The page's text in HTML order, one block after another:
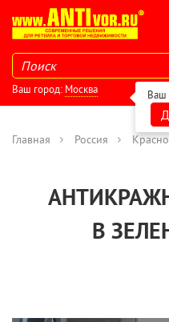
Ваш город: Москва Ваш
Главная Россия
В